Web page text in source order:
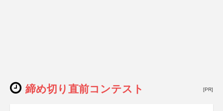
締め切り直前コンテスト [PR]